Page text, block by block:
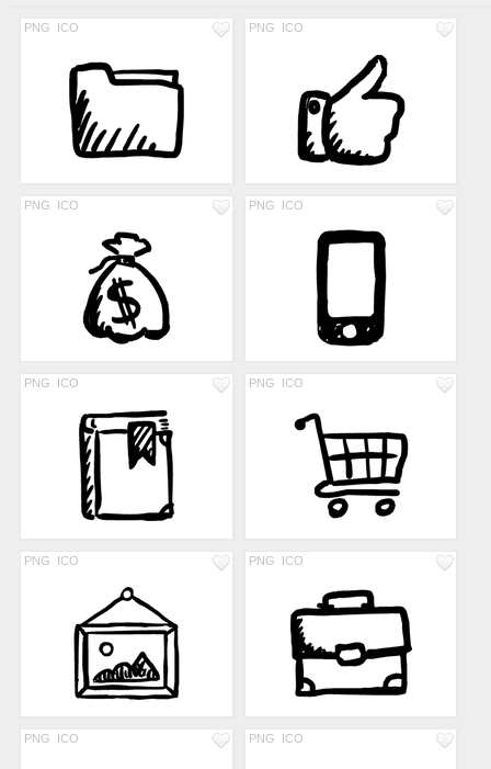
PNG ICO PNG ICO
PNG ICO PNG ICO
PNG ICO PNG ICO
PNG ICO PNG ICO
PNG ICO PNG ICO